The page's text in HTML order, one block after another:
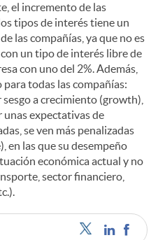
el incremento de las
tipos de interés tiene un
las compañías, ya que no es
un tipo de interés libre de
con uno del 2%. Además,
todas las compañías:
a crecimiento (growth),
unas expectativas de
se ven más penalizadas
en las que su desempeño
económica actual y no
sector financiero,